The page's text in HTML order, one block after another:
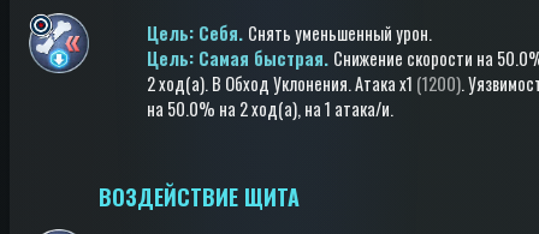
Цель: Cебя. Снять уменьшенный урон.
Цель: Самая быстрая. Снижение скорости на
2 ход(a).В Обход Уклонения.Атакаx1 (1200).
на 50.0% на 2 ход(a), на 1 атака/и.
ВОЗДЕЙСТВИЕ ЩИТА